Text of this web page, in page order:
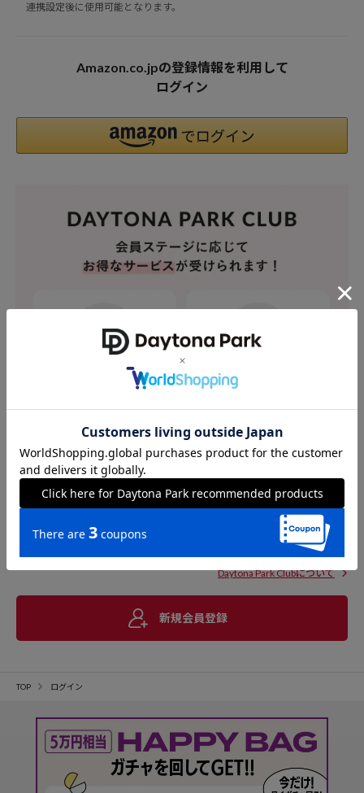
連携設定後に使用可能となります。
Amazon.co.jpの登録情報を利用して
ログイン
Daytona Park Clubについて
新規会員登録
TOP ログイン